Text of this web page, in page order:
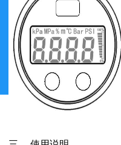
版权所有 武汉华德
网址：
电话：027-